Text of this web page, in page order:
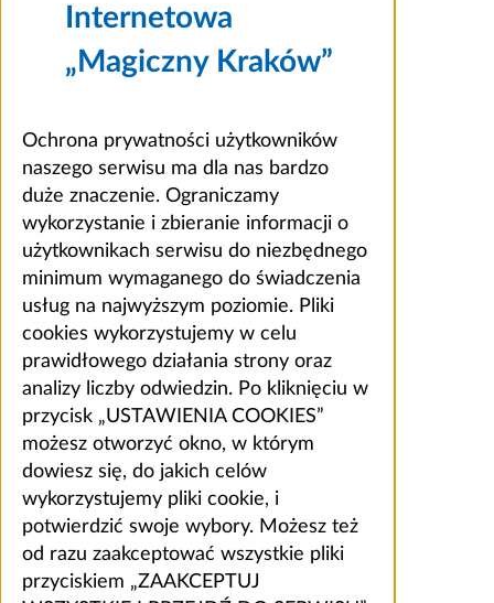
Internetowa
„Magiczny Kraków”
Ochrona prywatności użytkowników
naszego serwisu ma dla nas bardzo
duże znaczenie. Ograniczamy
wykorzystanie i zbieranie informacji o
użytkownikach serwisu do niezbędnego
minimum wymaganego do świadczenia
usług na najwyższym poziomie. Pliki
cookies wykorzystujemy w celu
prawidłowego działania strony oraz
analizy liczby odwiedzin. Po kliknięciu w
przycisk „USTAWIENIA COOKIES”
możesz otworzyć okno, w którym
dowiesz się, do jakich celów
wykorzystujemy pliki cookie, i
potwierdzić swoje wybory. Możesz też
od razu zaakceptować wszystkie pliki
przyciskiem „ZAAKCEPTUJ